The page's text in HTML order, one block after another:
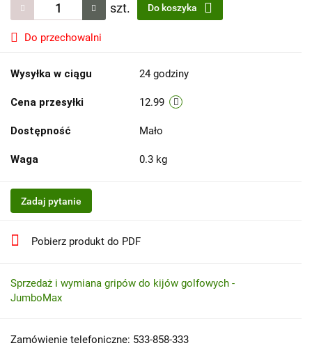
szt. Do koszyka
Do przechowalni
Wysyłka w ciągu 24 godziny
Cena przesyłki 12.99
Dostępność Mało
Waga 0.3 kg
Zadaj pytanie
Pobierz produkt do PDF
Sprzedaż i wymiana gripów do kijów golfowych -
JumboMax
Zamówienie telefoniczne: 533-858-333